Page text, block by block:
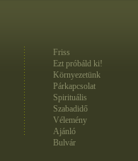
Friss
Ezt próbáld ki!
Környezetünk
Párkapcsolat
Spirituális
Szabadidő
Vélemény
Ajánló
Bulvár